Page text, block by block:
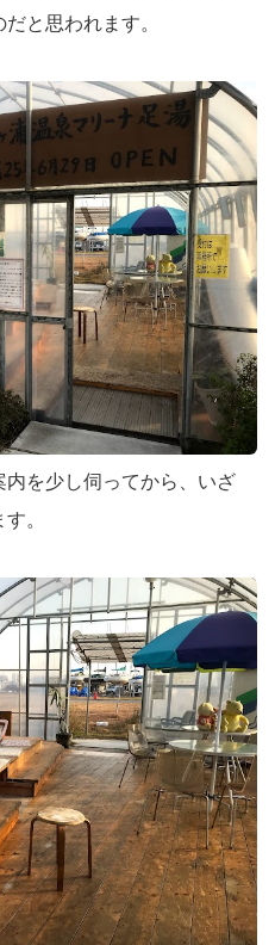
と思われます。
を少し伺ってから、いざ
。